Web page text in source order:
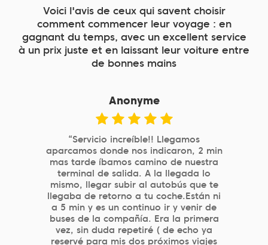
Voici l'avis de ceux qui savent choisir
comment commencer leur voyage : en
gagnant du temps, avec un excellent service
à un prix juste et en laissant leur voiture entre
de bonnes mains
Anonyme
“Aparcamiento cercano a Atocha,
eficiente, con buen precio y gran
profesionalidad de los que atienden en
parking. El sistema de reserva por web
es muy simple y eficaz.”
A voir dans